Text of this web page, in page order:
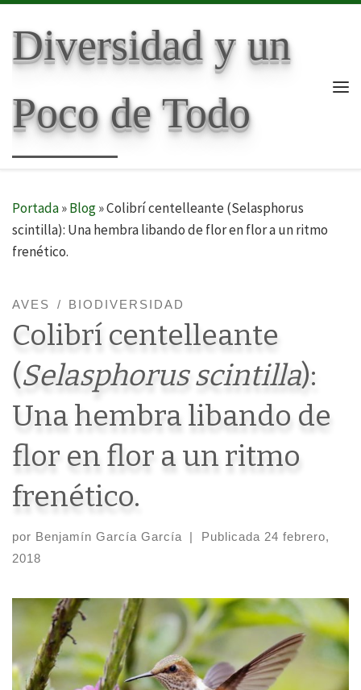
Diversidad y un
Poco de Todo
Portada»Blog»Colibrí centelleante (Selasphorus
scintilla): Una hembra libando de flor en flor a un ritmo
frenético.
AVES BIODIVERSIDAD
Colibrí centelleante
(Selasphorus scintilla):
Una hembra libando de
flor en flor a un ritmo
frenético.
por Benjamín García García | Publicada 24 febrero,
2018